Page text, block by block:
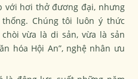
với hơi thở đương đại, nhưng
Chúng tôi luôn ý thức
vừa là di sản, vừa là sản
hóa Hội An”, nghệ nhân ưu